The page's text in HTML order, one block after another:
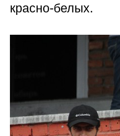
красно-белых.